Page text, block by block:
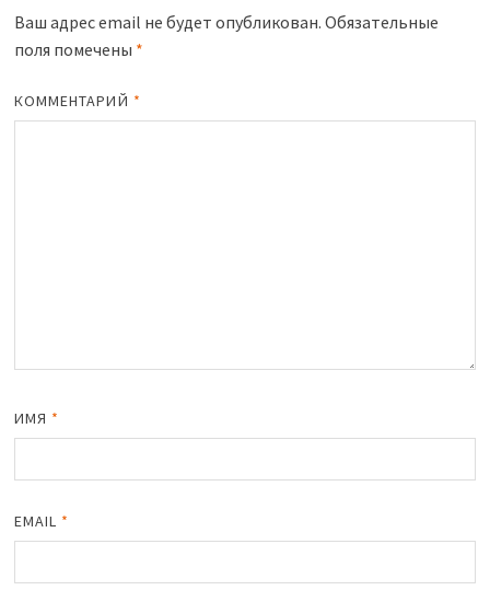
Ваш адрес email не будет опубликован. Обязательные
поля помечены *
КОММЕНТАРИЙ *
ИМЯ *
EMAIL *